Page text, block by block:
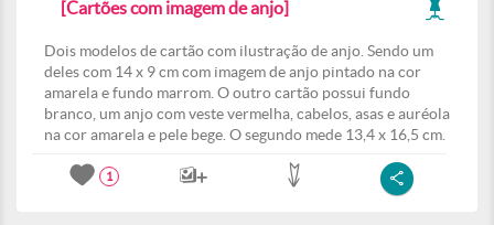
[Cartões com imagem de anjo]
Dois modelos de cartão com ilustração de anjo. Sendo um
deles com 14 x 9 cm com imagem de anjo pintado na cor
amarela e fundo marrom. O outro cartão possui fundo
branco, um anjo com veste vermelha, cabelos, asas e auréola
na cor amarela e pele bege. O segundo mede 13,4 x 16,5 cm.
1